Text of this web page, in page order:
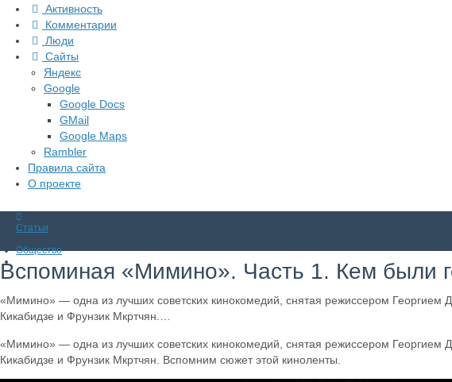
Активность
Комментарии
Люди
Сайты
Яндекс
Google
Google Docs
GMail
Google Maps
Rambler
Правила сайта
О проекте
Статьи
Общество
Вспоминая «Мимино». Часть 1. Кем были
«Мимино» — одна из лучших советских кинокомедий, снятая режиссером
Кикабидзе и Фрунзик Мкртчян.…
«Мимино» — одна из лучших советских кинокомедий, снятая режиссером
Кикабидзе и Фрунзик Мкртчян. Вспомним сюжет этой киноленты.